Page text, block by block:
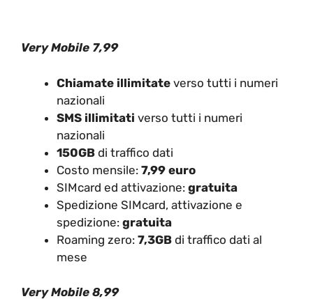
Very Mobile 7,99
Chiamate illimitate verso tutti i numeri
nazionali
SMS illimitati verso tutti i numeri
nazionali
150GB di traffico dati
Costo mensile: 7,99 euro
SIMcard ed attivazione: gratuita
Spedizione SIMcard, attivazione e
spedizione: gratuita
Roaming zero: 7,3GB di traffico dati al
mese
Very Mobile 8,99